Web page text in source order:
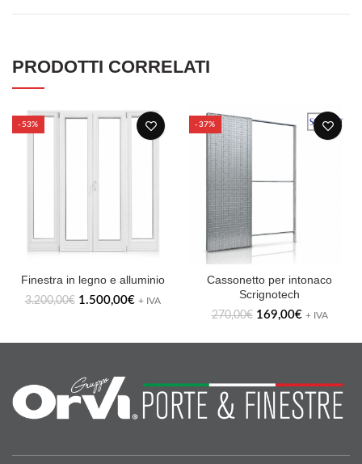
PRODOTTI CORRELATI
-53%
Finestra in legno e alluminio
3.200,00€ 1.500,00€ + IVA
-37%
Cassonetto per intonaco
Scrignotech
270,00€ 169,00€ + IVA